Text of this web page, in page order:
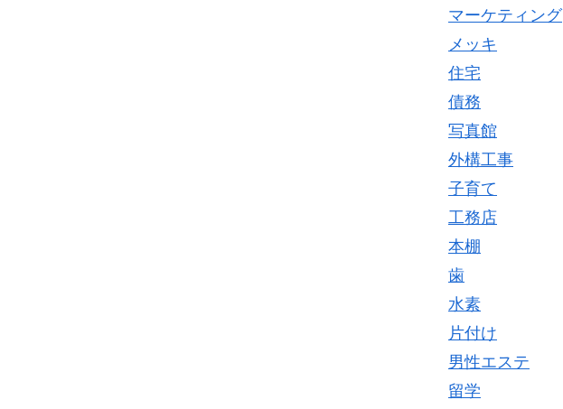
マーケティング
メッキ
住宅
債務
写真館
外構工事
子育て
工務店
本棚
歯
水素
片付け
男性エステ
留学